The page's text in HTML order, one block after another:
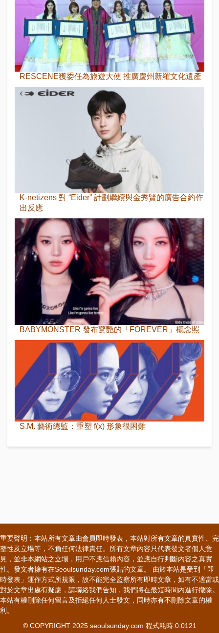
RESCENE獲委任為旅遊大使 推廣慶州新羅文化遺產
K-netizens 對 “Eider” 計劃繼續與金秀賢的廣告合約作
出反應
BABYMONSTER 發布驚艷的「FOREVER」概念照
S.M. 藝術總監：重塑 f(x) 形象很困難
重要聲明：本站所有文章由會員即時發表，本站對所有文章的真實性、完
整性及立場等，不負任何法律責任。所有文章內容只代表發文者個人意
見，並非本網站之立場，用戶不應信賴內容，並應自行判斷內容之真實
性。發文者擁有在Seoulsunday.com張貼的文章。 由於本站是受到「即
時發表」運作方式所規限，故不能完全監察所有即時文章，如有不適當或
對於文章出處有疑慮，請聯絡我們告知，我們將在最短時間內進行撤除。
本站有權刪除任何留言及拒絕任何人士發文，同時亦有不刪除文章的權
利。
© COPYRIGHT 2025 seoulsunday.com 程式耗時:0.0121